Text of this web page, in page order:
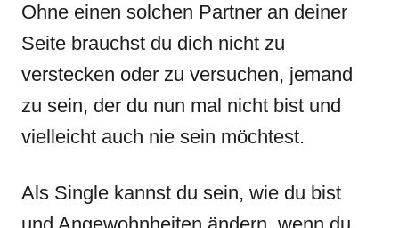
Ohne einen solchen Partner an deiner
Seite brauchst du dich nicht zu
verstecken oder zu versuchen, jemand
zu sein, der du nun mal nicht bist und
vielleicht auch nie sein möchtest.
Als Single kannst du sein, wie du bist